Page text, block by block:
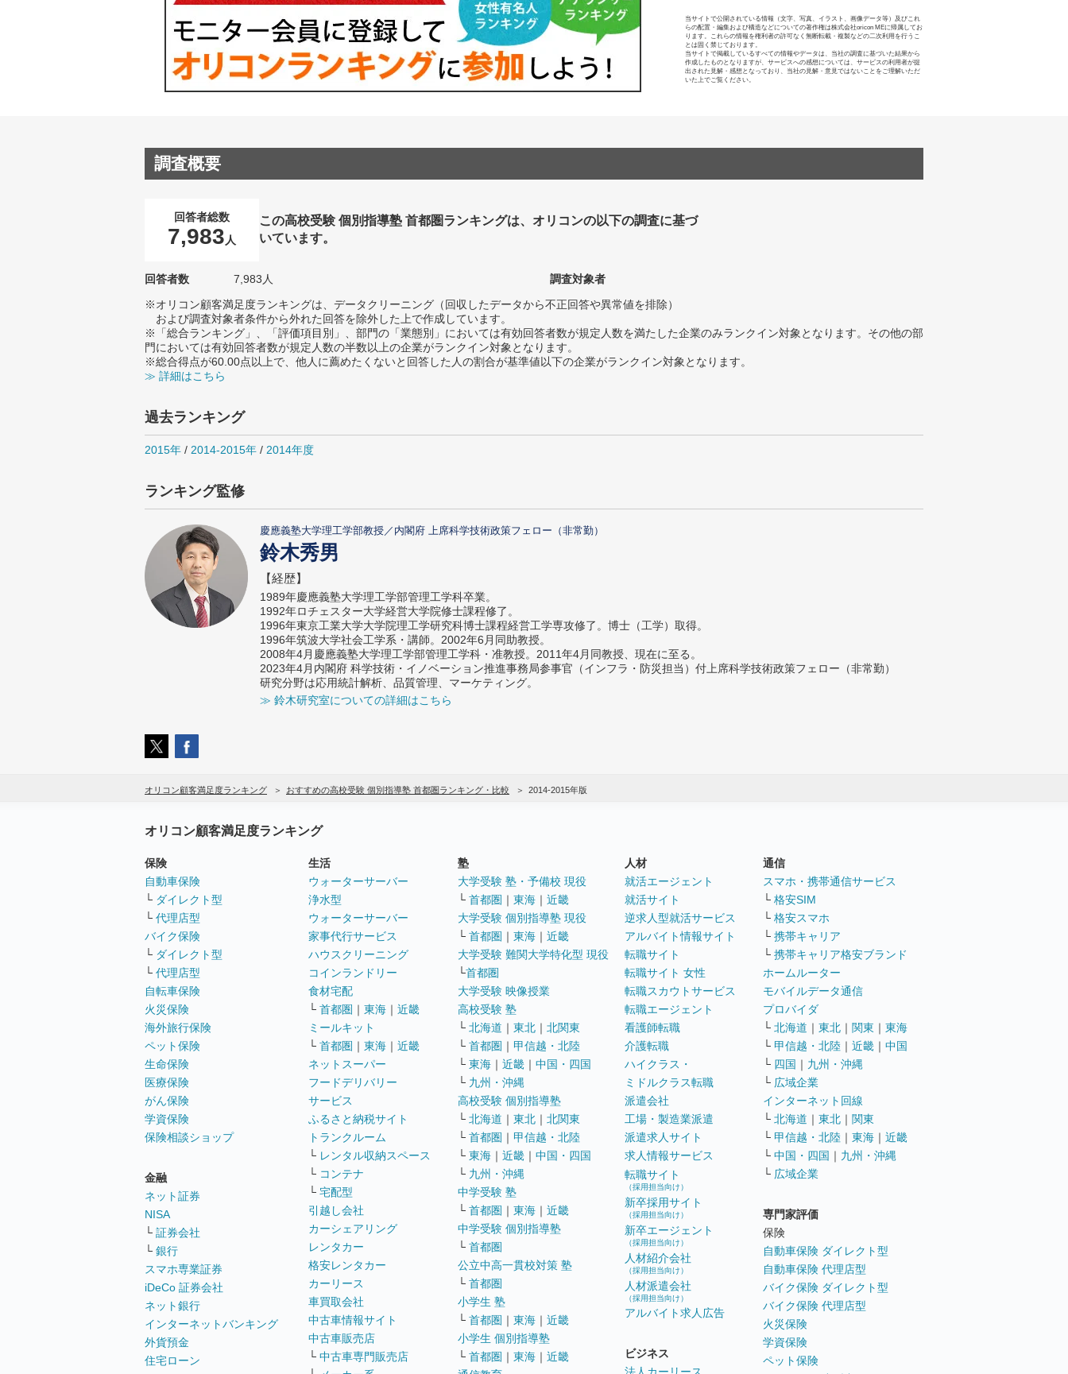
当サイトで公開されている情報（文字、写真、イラスト、画像データ等）及びこれ
らの配置・編集および構造などについての著作権は株式会社oricon MEに帰属してお
ります。これらの情報を権利者の許可なく無断転載・複製などの二次利用を行うこ
とは固く禁じております。
当サイトで掲載しているすべての情報やデータは、当社の調査に基づいた結果から
作成したものとなりますが、サービスへの感想については、サービスの利用者が提
出された見解・感想となっており、当社の見解・意見ではないことをご理解いただ
いた上でご覧ください。
調査概要
回答者総数
7,983 人
この高校受験 個別指導塾 首都圏ランキングは、オリコンの以下の調査に基づ
いています。
回答者数 7,983人
調査対象者
※オリコン顧客満足度ランキングは、データクリーニング（回収したデータから不正回答や異常値を排除）
および調査対象者条件から外れた回答を除外した上で作成しています。
※「総合ランキング」、「評価項目別」、部門の「業態別」においては有効回答者数が規定人数を満たした企業のみランクイン対象となります。その他の部
門においては有効回答者数が規定人数の半数以上の企業がランクイン対象となります。
※総合得点が60.00点以上で、他人に薦めたくないと回答した人の割合が基準値以下の企業がランクイン対象となります。
≫ 詳細はこちら
過去ランキング
2015年 / 2014-2015年 / 2014年度
ランキング監修
慶應義塾大学理工学部教授／内閣府 上席科学技術政策フェロー（非常勤）
鈴木秀男
【経歴】
1989年慶應義塾大学理工学部管理工学科卒業。
1992年ロチェスター大学経営大学院修士課程修了。
1996年東京工業大学大学院理工学研究科博士課程経営工学専攻修了。博士（工学）取得。
1996年筑波大学社会工学系・講師。2002年6月同助教授。
2008年4月慶應義塾大学理工学部管理工学科・准教授。2011年4月同教授、現在に至る。
2023年4月内閣府 科学技術・イノベーション推進事務局参事官（インフラ・防災担当）付上席科学技術政策フェロー（非常勤）
研究分野は応用統計解析、品質管理、マーケティング。
≫ 鈴木研究室についての詳細はこちら
オリコン顧客満足度ランキング おすすめの高校受験 個別指導塾 首都圏ランキング・比較 2014-2015年版
オリコン顧客満足度ランキング
保険
自動車保険
└ ダイレクト型
└ 代理店型
バイク保険
└ ダイレクト型
└ 代理店型
自転車保険
火災保険
海外旅行保険
ペット保険
生命保険
医療保険
がん保険
学資保険
保険相談ショップ
金融
ネット証券
NISA
└ 証券会社
└ 銀行
スマホ専業証券
iDeCo 証券会社
ネット銀行
インターネットバンキング
外貨預金
住宅ローン
生活
ウォーターサーバー
浄水型
ウォーターサーバー
家事代行サービス
ハウスクリーニング
コインランドリー
食材宅配
└ 首都圏 ｜ 東海 ｜ 近畿
ミールキット
└ 首都圏 ｜ 東海 ｜ 近畿
ネットスーパー
フードデリバリー
サービス
ふるさと納税サイト
トランクルーム
└ レンタル収納スペース
└ コンテナ
└ 宅配型
引越し会社
カーシェアリング
レンタカー
格安レンタカー
カーリース
車買取会社
中古車情報サイト
中古車販売店
└ 中古車専門販売店
塾
大学受験 塾・予備校 現役
└ 首都圏 ｜ 東海 ｜ 近畿
大学受験 個別指導塾 現役
└ 首都圏 ｜ 東海 ｜ 近畿
大学受験 難関大学特化型 現役
└首都圏
大学受験 映像授業
高校受験 塾
└ 北海道 ｜ 東北 ｜ 北関東
└ 首都圏 ｜ 甲信越・北陸
└ 東海 ｜ 近畿 ｜ 中国・四国
└ 九州・沖縄
高校受験 個別指導塾
└ 北海道 ｜ 東北 ｜ 北関東
└ 首都圏 ｜ 甲信越・北陸
└ 東海 ｜ 近畿 ｜ 中国・四国
└ 九州・沖縄
中学受験 塾
└ 首都圏 ｜ 東海 ｜ 近畿
中学受験 個別指導塾
└ 首都圏
公立中高一貫校対策 塾
└ 首都圏
小学生 塾
└ 首都圏 ｜ 東海 ｜ 近畿
小学生 個別指導塾
└ 首都圏 ｜ 東海 ｜ 近畿
人材
就活エージェント
就活サイト
逆求人型就活サービス
アルバイト情報サイト
転職サイト
転職サイト 女性
転職スカウトサービス
転職エージェント
看護師転職
介護転職
ハイクラス・
ミドルクラス転職
派遣会社
工場・製造業派遣
派遣求人サイト
求人情報サービス
転職サイト
（採用担当向け）
新卒採用サイト
（採用担当向け）
新卒エージェント
（採用担当向け）
人材紹介会社
（採用担当向け）
人材派遣会社
（採用担当向け）
アルバイト求人広告
ビジネス
通信
スマホ・携帯通信サービス
└ 格安SIM
└ 格安スマホ
└ 携帯キャリア
└ 携帯キャリア格安ブランド
ホームルーター
モバイルデータ通信
プロバイダ
└ 北海道 ｜ 東北 ｜ 関東 ｜ 東海
└ 甲信越・北陸 ｜ 近畿 ｜ 中国
└ 四国 ｜ 九州・沖縄
└ 広域企業
インターネット回線
└ 北海道 ｜ 東北 ｜ 関東
└ 甲信越・北陸 ｜ 東海 ｜ 近畿
└ 中国・四国 ｜ 九州・沖縄
└ 広域企業
専門家評価
保険
自動車保険 ダイレクト型
自動車保険 代理店型
バイク保険 ダイレクト型
バイク保険 代理店型
火災保険
学資保険
ペット保険